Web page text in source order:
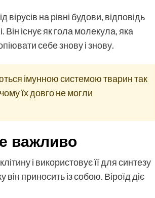
на рівні будови, відповідь
Він існує як гола молекула, яка
себе знову і знову.
імунною системою тварин так
їх довго не могли
важливо
і використовує її для синтезу
приносить із собою. Віроїд діє